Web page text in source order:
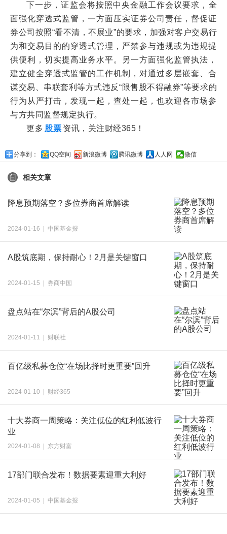
下一步，证监会将按照中央金融工作会议要求，全
面强化穿透式监管，一方面压实证券公司责任，督促证
券公司按照“看不清，不展业”的要求，加强对客户交易行
为和交易目的的穿透式管理，严禁参与违规或为违规提
供便利，切实提高业务水平。另一方面强化监管执法，
建立健全穿透式监管的工作机制，对通过多层嵌套、合
谋交易、串联套利等方式违反“限售股不得融券”等要求的
行为从严打击，发现一起，查处一起，也欢迎各市场参
与方共同监督规定执行。
更多 股票 资讯，关注财经365！
分享到： QQ空间 新浪微博 腾讯微博 人人网 微信
相关文章
降息预期落空？多位券商首席解读
2024-01-16 | 中国基金报
A股筑底期，保持耐心！2月是关键窗口
2024-01-15 | 券商中国
盘点站在“尔滨”背后的A股公司
2024-01-11 | 财联社
百亿级私募仓位“在场比择时更重要”回升
2024-01-10 | 财经365
十大券商一周策略：关注低位的红利低波行
业
2024-01-08 | 东方财富
17部门联合发布！数据要素迎重大利好
2024-01-05 | 中国基金报